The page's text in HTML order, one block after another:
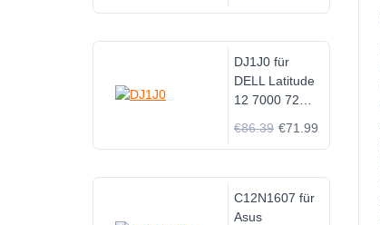
DJ1J0 für
DELL Latitude
12 7000 7280
€86.39 €71.99
C12N1607 für
Asus